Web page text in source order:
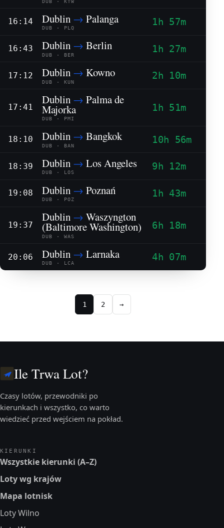
16:14 Dublin → Palanga
DUB · PLQ
1h 57m
16:43 Dublin → Berlin
DUB · BER
1h 27m
17:12 Dublin → Kowno
DUB · KUN
2h 10m
17:41
Dublin → Palma de
Majorka
DUB · PMI
1h 51m
18:10 Dublin → Bangkok
DUB · BAN
10h 56m
18:39 Dublin → Los Angeles
DUB · LOS
9h 12m
19:08 Dublin → Poznań
DUB · POZ
1h 43m
19:37
Dublin → Waszyngton
(Baltimore Washington)
DUB · WAS
6h 18m
20:06 Dublin → Larnaka
DUB · LCA
4h 07m
1 2 →
Ile Trwa Lot?
Czasy lotów, przewodniki po
kierunkach i wszystko, co warto
wiedzieć przed wejściem na pokład.
KIERUNKI
Wszystkie kierunki (A–Z)
Loty wg krajów
Mapa lotnisk
Loty Wilno